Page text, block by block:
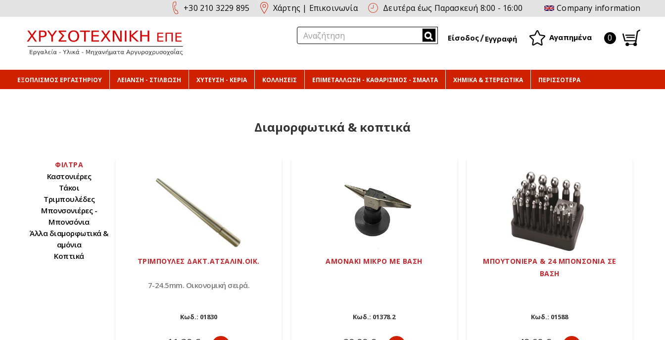
+30 210 3229 895 Χάρτης | Επικοινωνία Δευτέρα έως Παρασκευή 8:00 - 16:00 Company information
Είσοδος Εγγραφή Αγαπημένα 0
ΕΞΟΠΛΙΣΜΟΣ ΕΡΓΑΣΤΗΡΙΟΥ ΛΕΙΑΝΣΗ - ΣΤΙΛΒΩΣΗ ΧΥΤΕΥΣΗ - ΚΕΡΙΑ ΚΟΛΛΗΣΕΙΣ ΕΠΙΜΕΤΑΛΛΩΣΗ - ΚΑΘΑΡΙΣΜΟΣ - ΣΜΑΛΤΑ ΧΗΜΙΚΑ & ΣΤΕΡΕΩΤΙΚΑ ΠΕΡΙΣΣΟΤΕΡΑ
Διαμορφωτικά & κοπτικά
ΦΊΛΤΡΑ
Καστονιέρες
Τάκοι
Τριμπουλέδες
Μπονσονιέρες -
Μπονσόνια
Άλλα διαμορφωτικά &
αμόνια
Κοπτικά
ΤΡΙΜΠΟΥΛΕΣ ΔΑΚΤ.ΑΤΣΑΛΙΝ.ΟΙΚ.
7-24.5mm. Οικονομική σειρά.
Κωδ.: 01830
ΑΜΟΝΑΚΙ ΜΙΚΡΟ ΜΕ ΒΑΣΗ
Κωδ.: 01378.2
ΜΠΟΥΤΟΝΙΕΡΑ & 24 ΜΠΟΝΣΟΝΙΑ ΣΕ
ΒΑΣΗ
Κωδ.: 01588